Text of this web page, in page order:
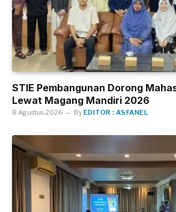
STIE Pembangunan Dorong
Lewat Magang Mandiri 2026
8 Agustus 2026 ByEDITOR : ASFANEL